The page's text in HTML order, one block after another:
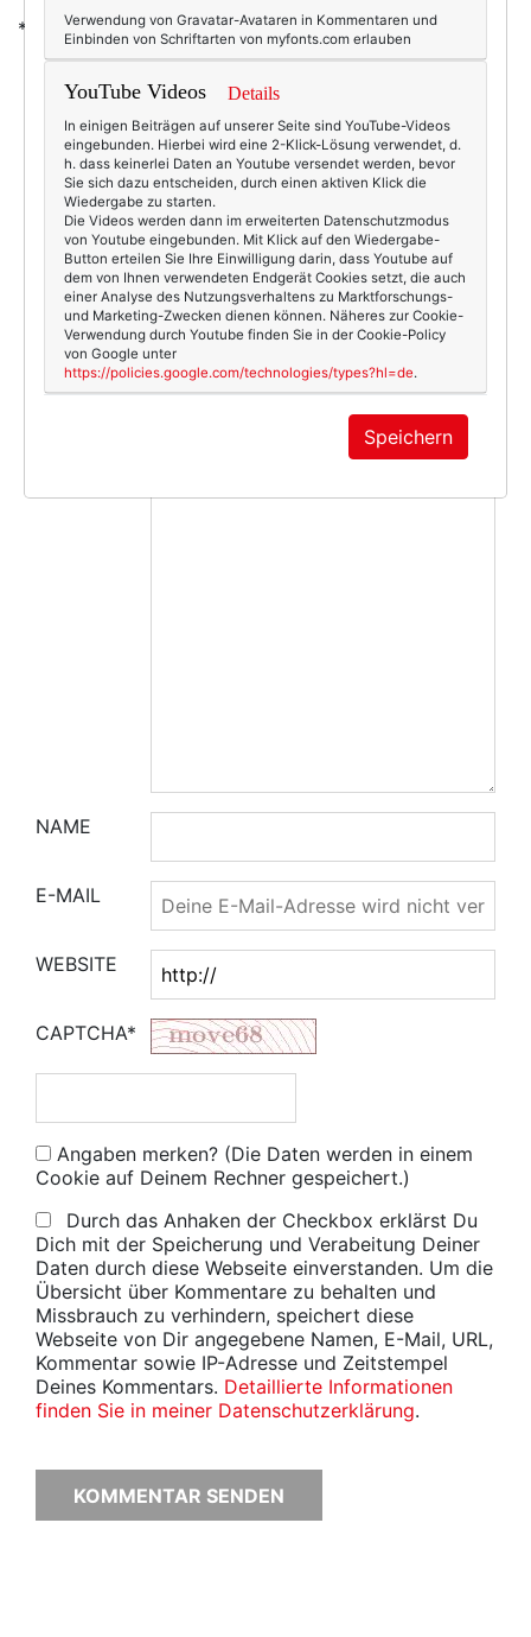
*Affiliate-Link
6916
0
Beauty & Fashion
17.08.2013
holz,palo,sonnenbrille
KOMMENTAR
NAME
E-MAIL
WEBSITE
CAPTCHA*
Angaben merken? (Die Daten werden in einem
Cookie auf Deinem Rechner gespeichert.)
Durch das Anhaken der Checkbox erklärst Du
Dich mit der Speicherung und Verabeitung Deiner
Daten durch diese Webseite einverstanden. Um die
Übersicht über Kommentare zu behalten und
Missbrauch zu verhindern, speichert diese
Webseite von Dir angegebene Namen, E-Mail, URL,
Kommentar sowie IP-Adresse und Zeitstempel
Deines Kommentars. Detaillierte Informationen
finden Sie in meiner Datenschutzerklärung.
Verwendung von Gravatar-Avataren in Kommentaren und
Einbinden von Schriftarten von myfonts.com erlauben
YouTube Videos Details
In einigen Beiträgen auf unserer Seite sind YouTube-Videos
eingebunden. Hierbei wird eine 2-Klick-Lösung verwendet, d.
h. dass keinerlei Daten an Youtube versendet werden, bevor
Sie sich dazu entscheiden, durch einen aktiven Klick die
Wiedergabe zu starten.
Die Videos werden dann im erweiterten Datenschutzmodus
von Youtube eingebunden. Mit Klick auf den Wiedergabe-
Button erteilen Sie Ihre Einwilligung darin, dass Youtube auf
dem von Ihnen verwendeten Endgerät Cookies setzt, die auch
einer Analyse des Nutzungsverhaltens zu Marktforschungs-
und Marketing-Zwecken dienen können. Näheres zur Cookie-
Verwendung durch Youtube finden Sie in der Cookie-Policy
von Google unter
https://policies.google.com/technologies/types?hl=de.
Speichern